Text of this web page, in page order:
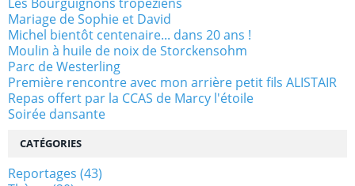
Mariage de Sophie et David
Michel bientôt centenaire... dans 20 ans !
Moulin à huile de noix de Storckensohm
Parc de Westerling
Première rencontre avec mon arrière petit fils ALISTAIR
Repas offert par la CCAS de Marcy l'étoile
Soirée dansante
CATÉGORIES
Reportages (43)